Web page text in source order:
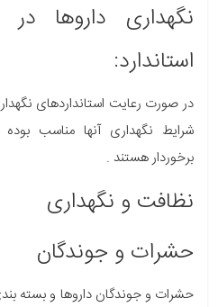
نگهداری داروها
استاندارد:
در صورت رعایت استانداردهای
برخوردار هستند .
نظافت و نگهداری
حشرات و جوندگان
حشرات و جوندگان داروها و بسته